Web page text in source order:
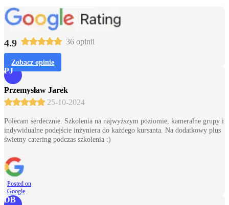
4.9 36 opinii
Zobacz opinie
PJ
Przemysław Jarek
25-10-2024
Polecam serdecznie. Szkolenia na najwyższym poziomie, kameralne grupy i
indywidualne podejście inżyniera do każdego kursanta. Na dodatkowy plus
świetny catering podczas szkolenia :)
Posted on
Google
DB